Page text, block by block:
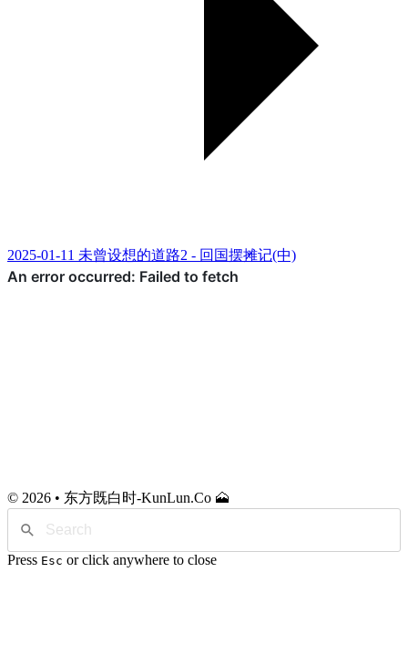
2025-01-11 未曾设想的道路2 - 回国摆摊记(中)
© 2026 • 东方既白时-KunLun.Co 🗻
Press Esc or click anywhere to close